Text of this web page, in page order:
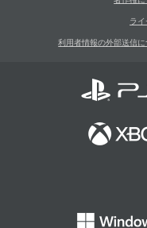
ライ
利用者情報の外部送信に